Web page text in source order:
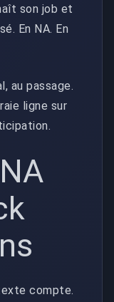
son job et
En NA. En
au passage.
ligne sur
compte.